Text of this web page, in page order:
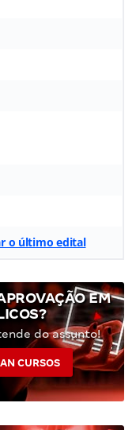
o último edital
EM
do assunto!
CURSOS